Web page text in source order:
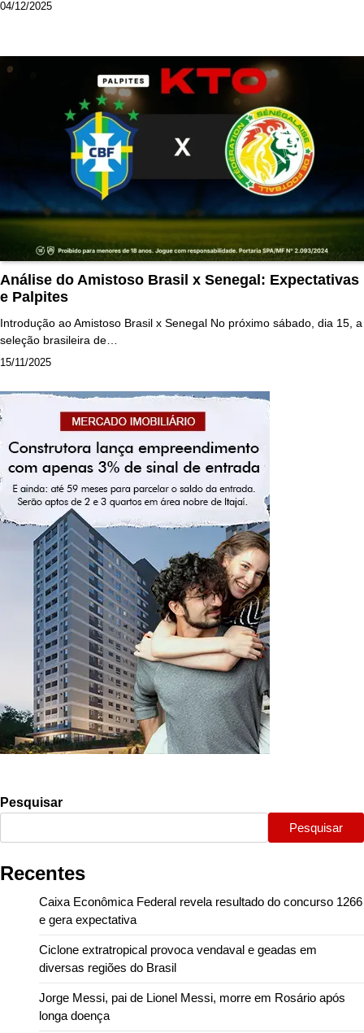
04/12/2025
Análise do Amistoso Brasil x Senegal: Expectativas
e Palpites
Introdução ao Amistoso Brasil x Senegal No próximo sábado, dia 15, a
seleção brasileira de…
15/11/2025
Pesquisar
Pesquisar
Recentes
Caixa Econômica Federal revela resultado do concurso 1266
e gera expectativa
Ciclone extratropical provoca vendaval e geadas em
diversas regiões do Brasil
Jorge Messi, pai de Lionel Messi, morre em Rosário após
longa doença